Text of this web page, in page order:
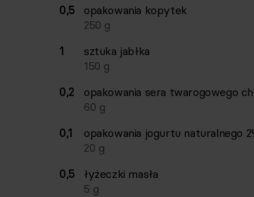
Lista składników przepisu z
Ilość Składnik
0,5 opakowania kopytek
250 g
1
sztuka jabłka
150 g
0,2
opakowania sera twarogowego
60 g
0,1
opakowania jogurtu naturalnego
20 g
0,5
łyżeczki masła
5 g